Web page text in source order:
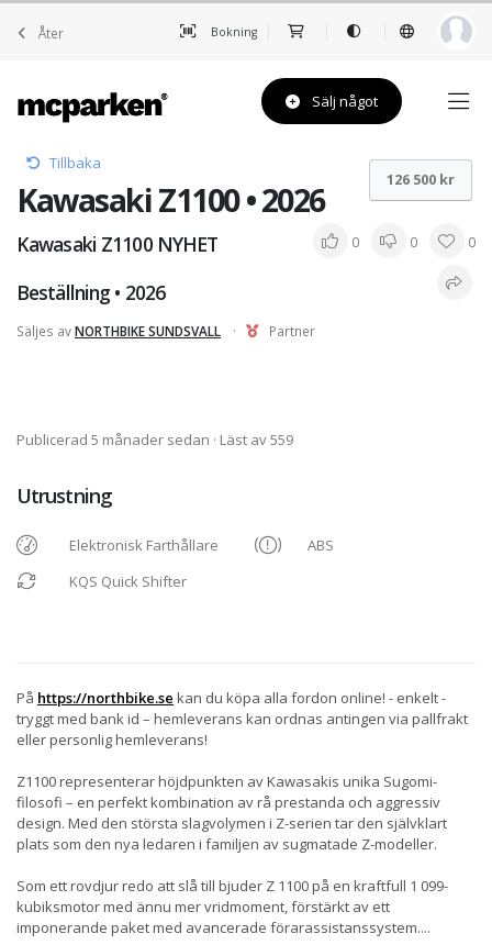
Åter Bokning
Sälj något
Tillbaka
Kawasaki Z1100 • 2026
Kawasaki Z1100 NYHET
Beställning • 2026
0 0 0
Säljes avNORTHBIKE SUNDSVALL · Partner
126 500 kr
Publicerad 5 månader sedan · Läst av 559
Utrustning
Elektronisk Farthållare
ABS
KQS Quick Shifter
På https://northbike.se kan du köpa alla fordon online! - enkelt -
tryggt med bank id – hemleverans kan ordnas antingen via pallfrakt
eller personlig hemleverans!
Z1100 representerar höjdpunkten av Kawasakis unika Sugomi-
filosofi – en perfekt kombination av rå prestanda och aggressiv
design. Med den största slagvolymen i Z-serien tar den självklart
plats som den nya ledaren i familjen av sugmatade Z-modeller.
Som ett rovdjur redo att slå till bjuder Z 1100 på en kraftfull 1 099-
kubiksmotor med ännu mer vridmoment, förstärkt av ett
imponerande paket med avancerade förarassistanssystem....